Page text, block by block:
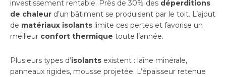
investissement rentable. Près de 30% des déperditions
de chaleur d’un bâtiment se produisent par le toit. L’ajout
de matériaux isolants limite ces pertes et favorise un
meilleur confort thermique toute l’année.
Plusieurs types d’isolants existent : laine minérale,
panneaux rigides, mousse projetée. L’épaisseur retenue